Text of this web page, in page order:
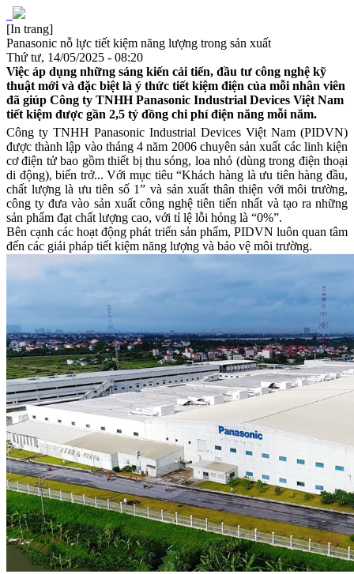
[In trang]
Panasonic nỗ lực tiết kiệm năng lượng trong sản xuất
Thứ tư, 14/05/2025 - 08:20
Việc áp dụng những sáng kiến cải tiến, đầu tư công nghệ kỹ
thuật mới và đặc biệt là ý thức tiết kiệm điện của mỗi nhân viên
đã giúp Công ty TNHH Panasonic Industrial Devices Việt Nam
tiết kiệm được gần 2,5 tỷ đồng chi phí điện năng mỗi năm.
Công ty TNHH Panasonic Industrial Devices Việt Nam (PIDVN)
được thành lập vào tháng 4 năm 2006 chuyên sản xuất các linh kiện
cơ điện tử bao gồm thiết bị thu sóng, loa nhỏ (dùng trong điện thoại
di động), biến trở... Với mục tiêu “Khách hàng là ưu tiên hàng đầu,
chất lượng là ưu tiên số 1” và sản xuất thân thiện với môi trường,
công ty đưa vào sản xuất công nghệ tiên tiến nhất và tạo ra những
sản phẩm đạt chất lượng cao, với tỉ lệ lỗi hỏng là “0%”.
Bên cạnh các hoạt động phát triển sản phẩm, PIDVN luôn quan tâm
đến các giải pháp tiết kiệm năng lượng và bảo vệ môi trường.